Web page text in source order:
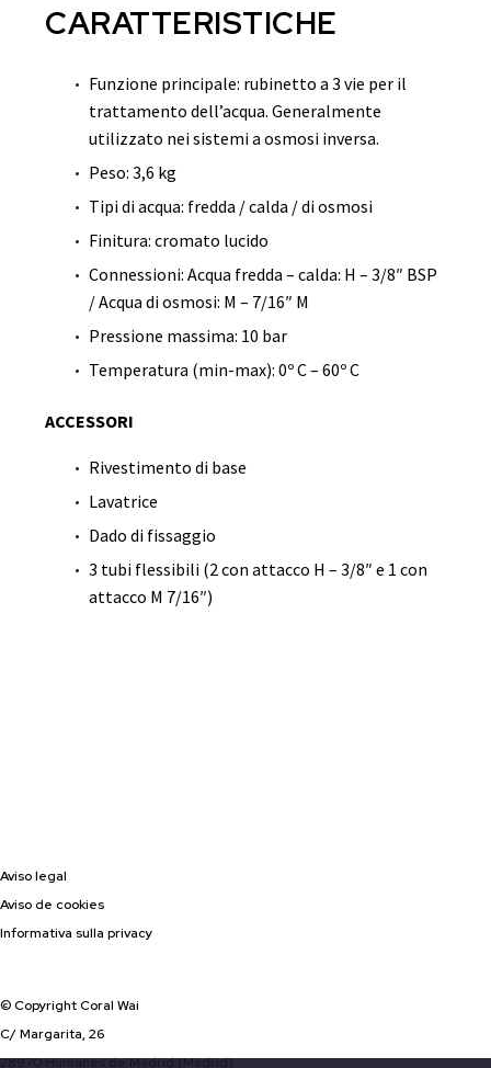
CARATTERISTICHE
Funzione principale: rubinetto a 3 vie per il
trattamento dell’acqua. Generalmente
utilizzato nei sistemi a osmosi inversa.
Peso: 3,6 kg
Tipi di acqua: fredda / calda / di osmosi
Finitura: cromato lucido
Connessioni: Acqua fredda – calda: H – 3/8″ BSP
/ Acqua di osmosi: M – 7/16″ M
Pressione massima: 10 bar
Temperatura (min-max): 0º C – 60º C
ACCESSORI
Rivestimento di base
Lavatrice
Dado di fissaggio
3 tubi flessibili (2 con attacco H – 3/8″ e 1 con
attacco M 7/16″)
Aviso legal
Aviso de cookies
Informativa sulla privacy
© Copyright Coral Wai
C/ Margarita, 26
28970 Humanes de Madrid (Madrid)